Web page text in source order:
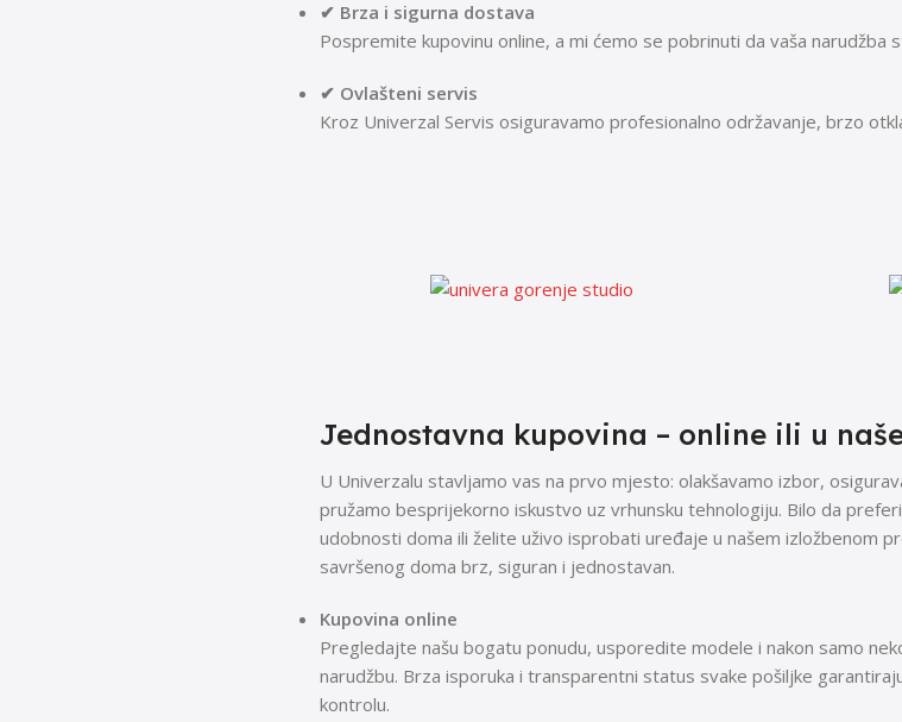
✔ Brza i sigurna dostava
Pospremite kupovinu online, a mi ćemo se pobrinuti da vaša narudžba
✔ Ovlašteni servis
Kroz Univerzal Servis osiguravamo profesionalno održavanje, brzo
Jednostavna kupovina – online ili u
U Univerzalu stavljamo vas na prvo mjesto: olakšavamo izbor,
pružamo besprijekorno iskustvo uz vrhunsku tehnologiju. Bilo da
udobnosti doma ili želite uživo isprobati uređaje u našem izložbenom
savršenog doma brz, siguran i jednostavan.
Kupovina online
Pregledajte našu bogatu ponudu, usporedite modele i nakon samo
narudžbu. Brza isporuka i transparentni status svake pošiljke
kontrolu.